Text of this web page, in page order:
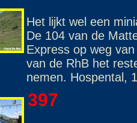
Het lijkt wel een
De 104 van de
Express op weg
van de RhB het
nemen. Hospental,
397